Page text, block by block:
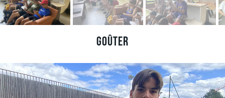
Goûter